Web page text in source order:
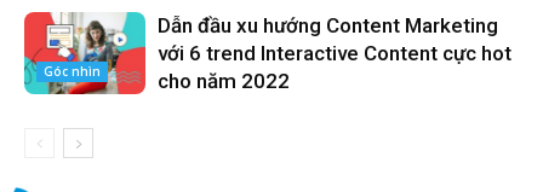
Góc nhìn
Dẫn đầu xu hướng Content Marketing
với 6 trend Interactive Content cực hot
cho năm 2022